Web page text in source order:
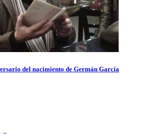
del nacimiento de Germán García